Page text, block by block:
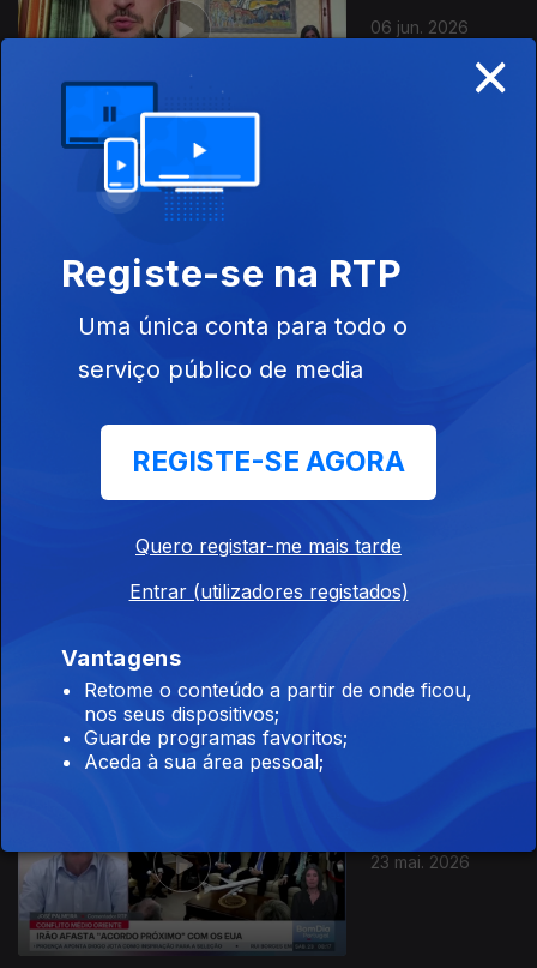
06 jun. 2026
23 mai. 2026
×
Registe-se na RTP
Uma única conta para todo o
serviço público de media
REGISTE-SE AGORA
Quero registar-me mais tarde
Entrar (utilizadores registados)
Vantagens
Retome o conteúdo a partir de onde ficou,
nos seus dispositivos;
Guarde programas favoritos;
Aceda à sua área pessoal;